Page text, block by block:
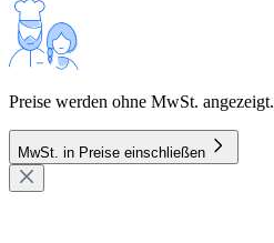
Preise werden ohne MwSt. angezeigt.
MwSt. in Preise einschließen